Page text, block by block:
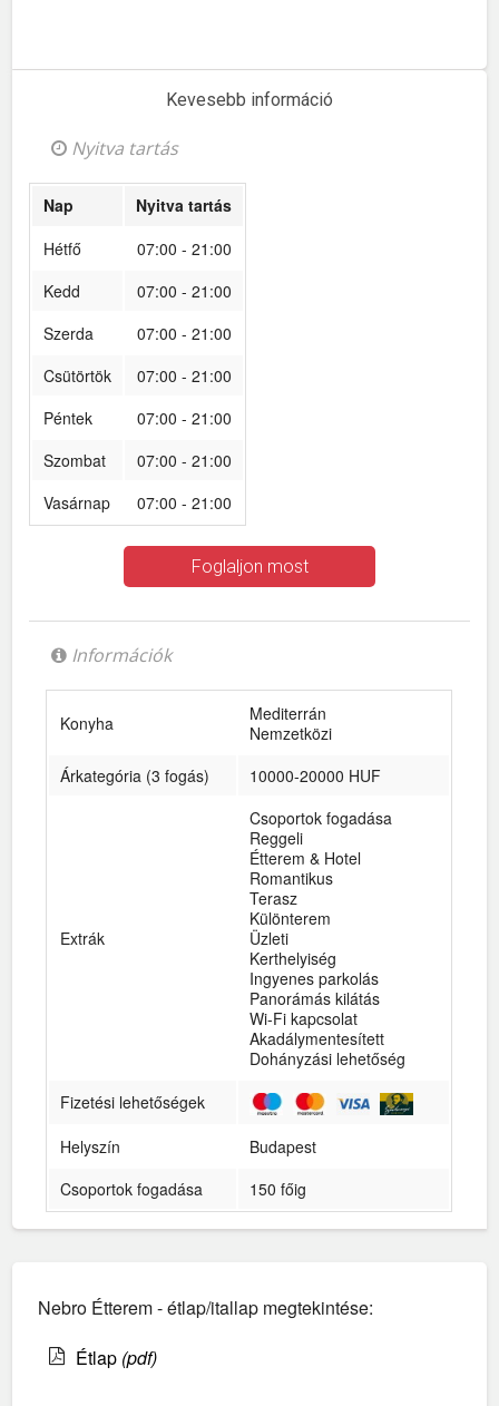
Kevesebb információ
Nyitva tartás
Nap
Nyitva tartás
Hétfő
07:00 - 21:00
Kedd
07:00 - 21:00
Szerda
07:00 - 21:00
Csütörtök
07:00 - 21:00
Péntek
07:00 - 21:00
Szombat
07:00 - 21:00
Vasárnap
07:00 - 21:00
Foglaljon most
Információk
Konyha
Mediterrán
Nemzetközi
Árkategória (3 fogás)
10000-20000 HUF
Extrák
Csoportok fogadása
Reggeli
Étterem & Hotel
Romantikus
Terasz
Különterem
Üzleti
Kerthelyiség
Ingyenes parkolás
Panorámás kilátás
Wi-Fi kapcsolat
Akadálymentesített
Dohányzási lehetőség
Fizetési lehetőségek
Helyszín
Budapest
Csoportok fogadása
150 főig
Nebro Étterem - étlap/itallap megtekintése:
Étlap (pdf)